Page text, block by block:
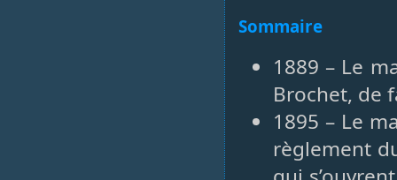
Sommaire
1889 – Le
Brochet, de
1895 – Le
règlement